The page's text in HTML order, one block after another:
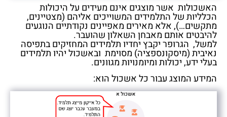
האשכולות אשר מוצגים אינם מעידים על היכולות
הכלליות של התלמידים המשוייכים אליהם (מצטיינים,
מתקשים…), אלא מאירים מאפיינים נקודתיים הנוגעים
להיבטים אותם מאבחן השאלון שהועבר.
למשל, הגרופר יקבץ יחדיו תלמידים המחזיקים בתפיסה
נאיבית (מיסקונספציה) מסוימת ובאשכול יהיו תלמידים
בעלי ידע, יכולות ומיומנויות מגוונים.
המידע המוצג עבור כל אשכול הוא: